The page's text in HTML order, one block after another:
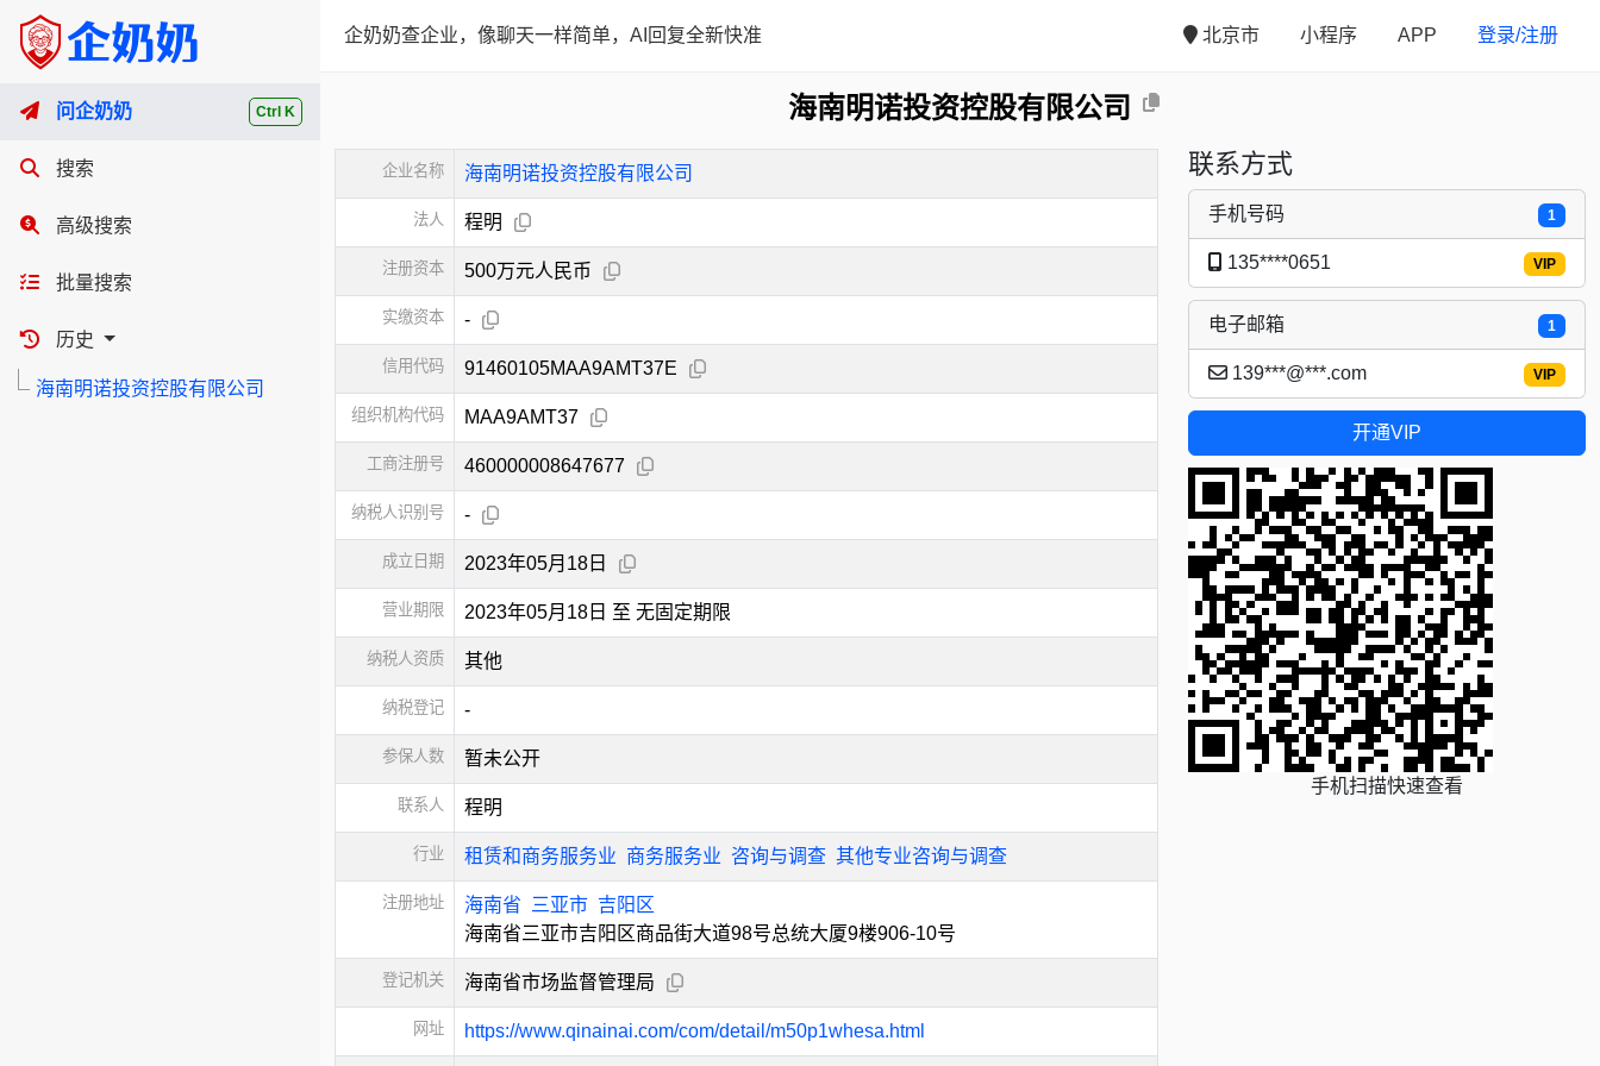
Ctrl K
问企奶奶
搜索
高级搜索
批量搜索
历史
海南明诺投资控股有限公司
企奶奶查企业，像聊天一样简单，AI回复全新快准 北京市 小程序 APP 登录/注册
海南明诺投资控股有限公司
企业名称 海南明诺投资控股有限公司
法人 程明
注册资本 500万元人民币
实缴资本 -
信用代码 91460105MAA9AMT37E
组织机构代码 MAA9AMT37
工商注册号 460000008647677
纳税人识别号 -
成立日期 2023年05月18日
营业期限 2023年05月18日 至 无固定期限
纳税人资质 其他
纳税登记 -
参保人数 暂未公开
联系人 程明
行业 租赁和商务服务业 商务服务业 咨询与调查 其他专业咨询与调查
注册地址 海南省 三亚市 吉阳区
海南省三亚市吉阳区商品街大道98号总统大厦9楼906-10号
登记机关 海南省市场监督管理局
网址 https://www.qinainai.com/com/detail/m50p1whesa.html
联系方式
1
手机号码
VIP
135****0651
1
电子邮箱
VIP
139***@***.com
开通VIP
手机扫描快速查看